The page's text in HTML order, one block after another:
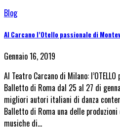
Blog
Al Carcano l’Otello passionale di
Gennaio 16, 2019
Al Teatro Carcano di Milano:
Balletto di Roma dal 25 al 27 di
migliori autori italiani di danza
Balletto di Roma una delle produzioni
musiche di…